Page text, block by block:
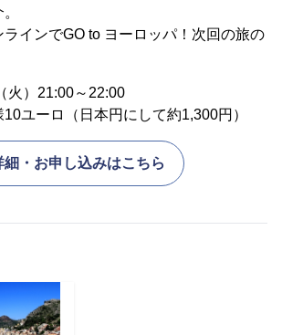
インでGO to ヨーロッパ！次回の旅の
火）21:00～22:00
ユーロ（日本円にして約1,300円）
細・お申し込みはこちら